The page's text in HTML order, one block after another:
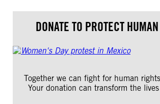
DONATE TO PROTECT
Together we can fight for human
Your donation can transform the